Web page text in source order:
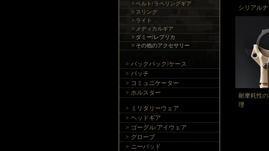
> ベルト/ラペリングギア
> スリング
> ライト
> メディカルギア
> ダミー/レプリカ
> その他のアクセサリー
> バックパック/ケース
> パッチ
> コミュニケーター
> ホルスター
> ミリタリーウェア
> ヘッドギア
> ゴーグル/アイウェア
> グローブ
> ニーパッド
シリアル
耐摩耗性
理